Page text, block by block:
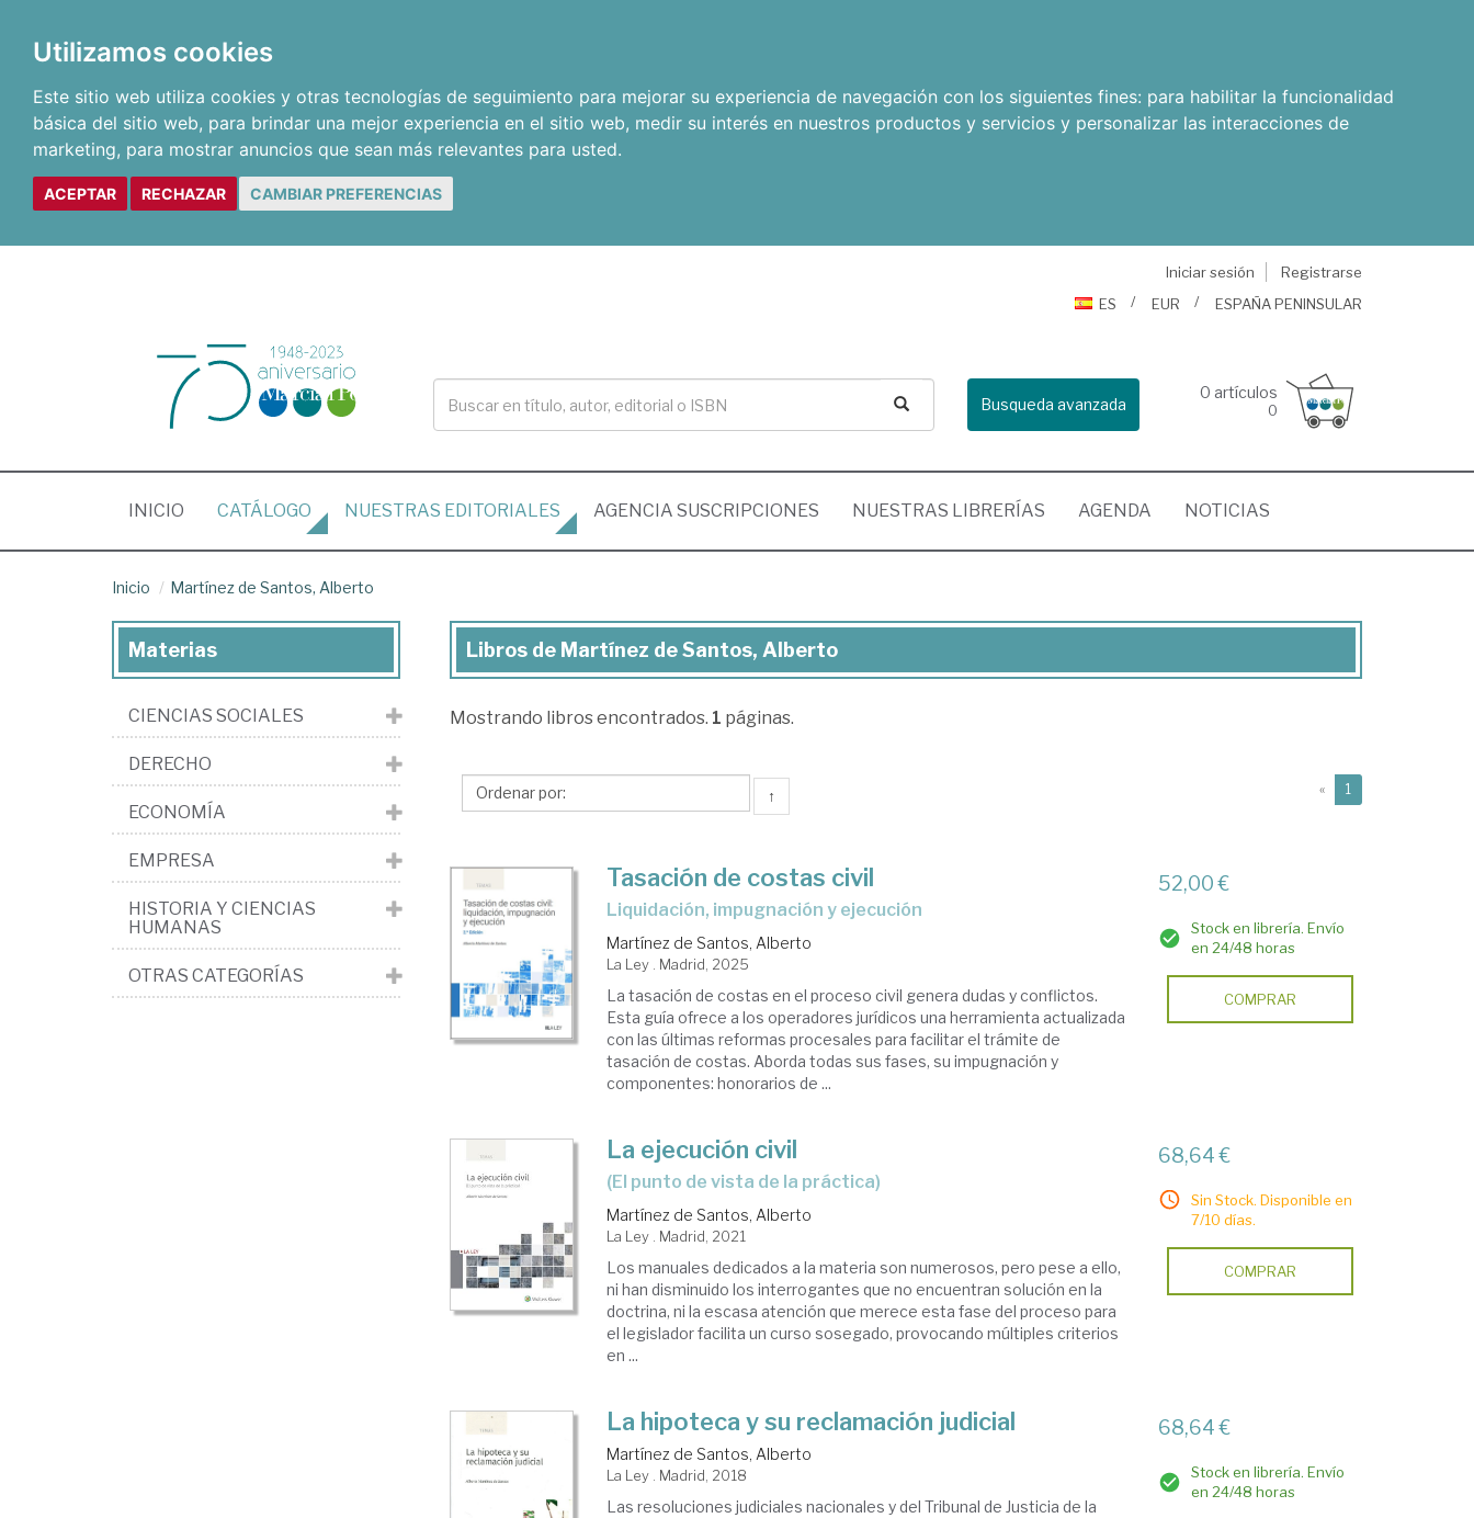
Utilizamos cookies
Este sitio web utiliza cookies y otras tecnologías de seguimiento para mejorar su experiencia de navegación con los siguientes fines: para habilitar la funcionalidad
básica del sitio web, para brindar una mejor experiencia en el sitio web, medir su interés en nuestros productos y servicios y personalizar las interacciones de
marketing, para mostrar anuncios que sean más relevantes para usted.
ACEPTAR RECHAZAR CAMBIAR PREFERENCIAS
Iniciar sesión
Registrarse
ES
EUR ESPAÑA PENINSULAR
Busqueda avanzada
0 artículos
0
INICIO (CURRENT)
CATÁLOGO NUESTRAS EDITORIALES AGENCIA SUSCRIPCIONES NUESTRAS LIBRERÍAS AGENDA NOTICIAS
Inicio Martínez de Santos, Alberto
Libros
Martínez
Santos,
Libros de Martínez de Santos, Alberto
Mostrando libros encontrados. 1 páginas.
↑ « 1
Tasación de costas civil
liquidación, impugnación y ejecución
Martínez de Santos, Alberto
La Ley . Madrid, 2025
La tasación de costas en el proceso civil genera dudas y conflictos.
Esta guía ofrece a los operadores jurídicos una herramienta actualizada
con las últimas reformas procesales para facilitar el trámite de
tasación de costas. Aborda todas sus fases, su impugnación y
componentes: honorarios de ...
52,00 €
Stock en librería. Envío
en 24/48 horas
COMPRAR
La ejecución civil
(El punto de vista de la práctica)
Martínez de Santos, Alberto
La Ley . Madrid, 2021
Los manuales dedicados a la materia son numerosos, pero pese a ello,
ni han disminuido los interrogantes que no encuentran solución en la
doctrina, ni la escasa atención que merece esta fase del proceso para
el legislador facilita un curso sosegado, provocando múltiples criterios
en ...
68,64 €
Sin Stock. Disponible en
7/10 días.
COMPRAR
La hipoteca y su reclamación judicial
Martínez de Santos, Alberto
La Ley . Madrid, 2018
Las resoluciones judiciales nacionales y del Tribunal de Justicia de la
68,64 €
Stock en librería. Envío
en 24/48 horas
Materias
CIENCIAS SOCIALES
DERECHO
ECONOMÍA
EMPRESA
HISTORIA Y CIENCIAS
HUMANAS
OTRAS CATEGORÍAS